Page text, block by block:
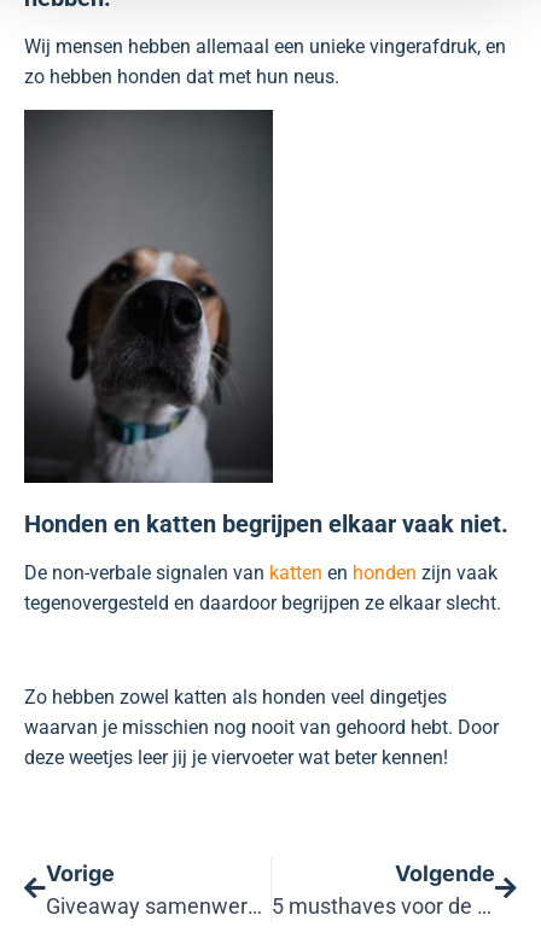
Wij mensen hebben allemaal een unieke vingerafdruk, en
zo hebben honden dat met hun neus.
Honden en katten begrijpen elkaar vaak niet.
De non-verbale signalen van katten en honden zijn vaak
tegenovergesteld en daardoor begrijpen ze elkaar slecht.
Zo hebben zowel katten als honden veel dingetjes
waarvan je misschien nog nooit van gehoord hebt. Door
deze weetjes leer jij je viervoeter wat beter kennen!
Vorige
Giveaway samenwerking met Joy de labrador
Volgende
5 musthaves voor de zomervakantie met je hond.